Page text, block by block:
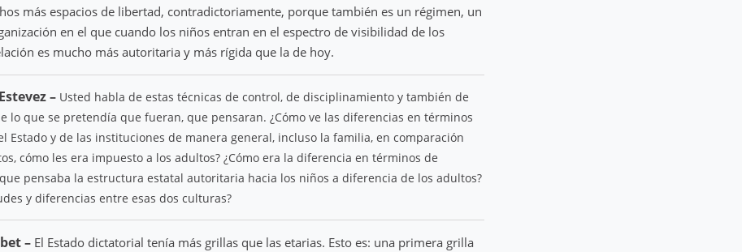
más espacios de libertad, contradictoriamente, porque también es un régimen, un
en el que cuando los niños entran en el espectro de visibilidad de los
es mucho más autoritaria y más rígida que la de hoy.
– Usted habla de estas técnicas de control, de disciplinamiento y también de
lo que se pretendía que fueran, que pensaran. ¿Cómo ve las diferencias en términos
Estado y de las instituciones de manera general, incluso la familia, en comparación
cómo les era impuesto a los adultos? ¿Cómo era la diferencia en términos de
pensaba la estructura estatal autoritaria hacia los niños a diferencia de los adultos?
y diferencias entre esas dos culturas?
– El Estado dictatorial tenía más grillas que las etarias. Esto es: una primera grilla